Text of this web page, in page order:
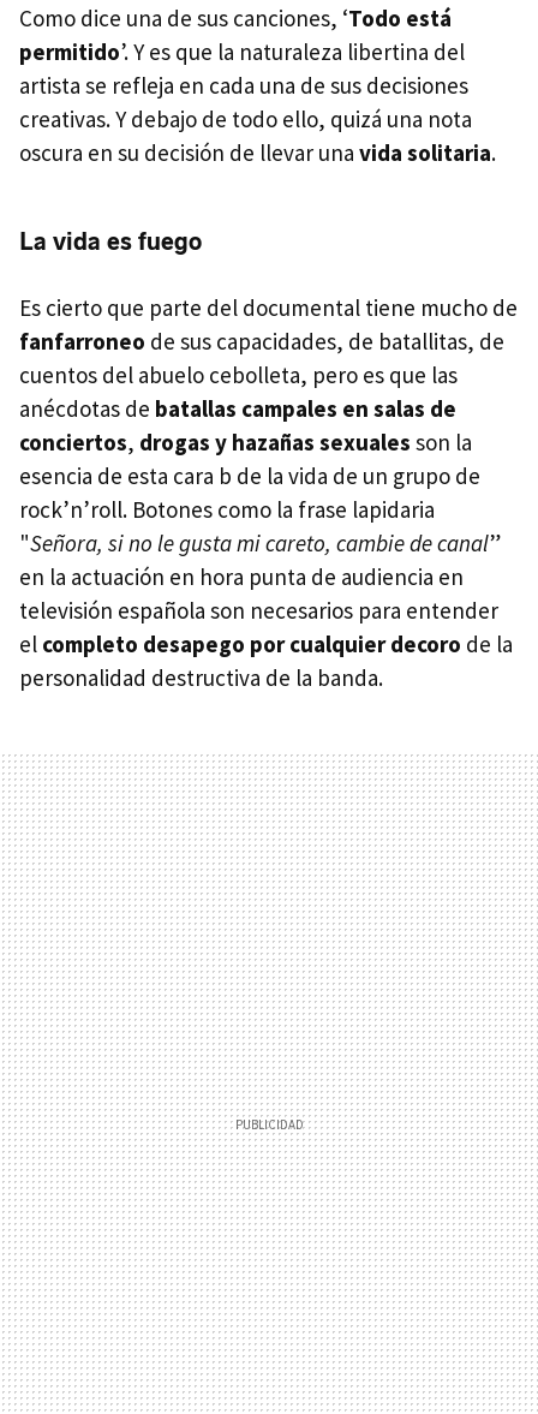
Como dice una de sus canciones, ‘Todo está
permitido’. Y es que la naturaleza libertina del
artista se refleja en cada una de sus decisiones
creativas. Y debajo de todo ello, quizá una nota
oscura en su decisión de llevar una vida solitaria.
La vida es fuego
Es cierto que parte del documental tiene mucho de
fanfarroneo de sus capacidades, de batallitas, de
cuentos del abuelo cebolleta, pero es que las
anécdotas de batallas campales en salas de
conciertos, drogas y hazañas sexuales son la
esencia de esta cara b de la vida de un grupo de
rock’n’roll. Botones como la frase lapidaria
"Señora, si no le gusta mi careto, cambie de canal”
en la actuación en hora punta de audiencia en
televisión española son necesarios para entender
el completo desapego por cualquier decoro de la
personalidad destructiva de la banda.